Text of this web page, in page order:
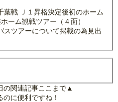
葉戦 Ｊ１昇格決定後初のホーム
ーム観戦ツアー（４面）
ツアーについて掲載の為見出
の関連記事ここまで▲
に便利ですね！